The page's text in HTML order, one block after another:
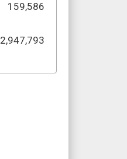
159,586
2,947,793